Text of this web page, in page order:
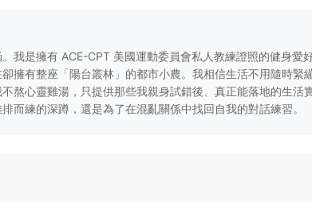
我是擁有 ACE-CPT 美國運動委員會私人教練證照的健身愛
擁有整座「陽台叢林」的都市小農。我相信生活不用隨時緊
不熬心靈雞湯，只提供那些我親身試錯後、真正能落地的生
而練的深蹲，還是為了在混亂關係中找回自我的對話練習。